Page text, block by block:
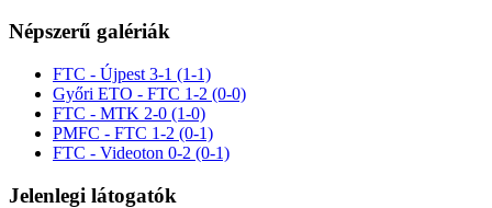
Népszerű galériák
FTC - Újpest 3-1 (1-1)
Győri ETO - FTC 1-2 (0-0)
FTC - MTK 2-0 (1-0)
PMFC - FTC 1-2 (0-1)
FTC - Videoton 0-2 (0-1)
Jelenlegi látogatók